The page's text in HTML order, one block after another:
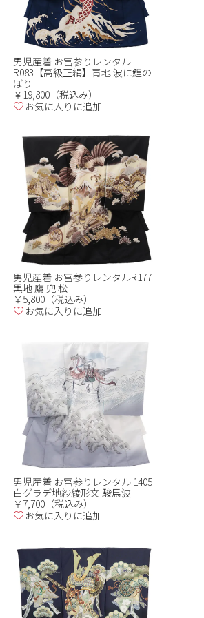
男児産着 お宮参りレンタル
R083【高級正絹】青地 波に鯉の
ぼり
￥19,800（税込み）
お気に入りに追加
男児産着 お宮参りレンタルR177
黒地 鷹 兜 松
￥5,800（税込み）
お気に入りに追加
男児産着 お宮参りレンタル 1405
白グラデ地紗綾形文 駿馬波
￥7,700（税込み）
お気に入りに追加